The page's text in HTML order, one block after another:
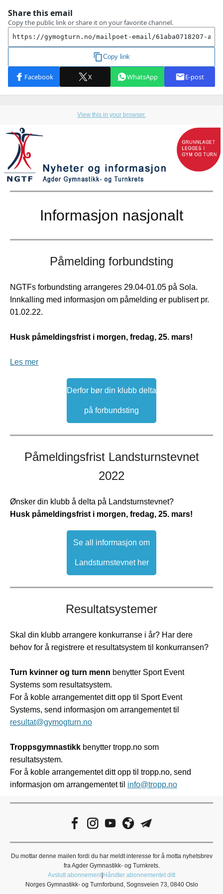
View this in your browser.
Informasjon nasjonalt
Påmelding forbundsting
NGTFs forbundsting arrangeres 29.04-01.05 på Sola.
Innkalling med informasjon om påmelding er publisert pr.
01.02.22.
Husk påmeldingsfrist i morgen, fredag, 25. mars!
Les mer
Derfor bør din klubb delta
på forbundsting
Påmeldingsfrist Landsturnstevnet
2022
Ønsker din klubb å delta på Landsturnstevnet?
Husk påmeldingsfrist i morgen, fredag, 25. mars!
Se all informasjon om
Landsturnstevnet her
Resultatsystemer
Skal din klubb arrangere konkurranse i år? Har dere
behov for å registrere et resultatsystem til konkurransen?
Turn kvinner og turn menn benytter Sport Event
Systems som resultatsystem.
For å koble arrangementet ditt opp til Sport Event
Systems, send informasjon om arrangementet til
resultat@gymogturn.no
Troppsgymnastikk benytter tropp.no som
resultatsystem.
For å koble arrangementet ditt opp til tropp.no, send
informasjon om arrangementet til info@tropp.no
Du mottar denne mailen fordi du har meldt interesse for å motta nyhetsbrev
fra Agder Gymnastikk- og Turnkrets.
Avslutt abonnement| Håndter abonnementet ditt
Norges Gymnastikk- og Turnforbund, Sognsveien 73, 0840 Oslo